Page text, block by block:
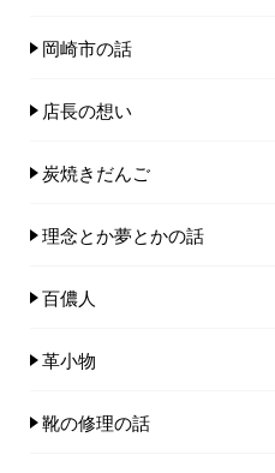
岡崎市の話
店長の想い
炭焼きだんご
理念とか夢とかの話
百儂人
革小物
靴の修理の話